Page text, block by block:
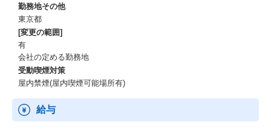
勤務地その他
東京都
[変更の範囲]
有
会社の定める勤務地
受動喫煙対策
屋内禁煙(屋内喫煙可能場所有)
給与